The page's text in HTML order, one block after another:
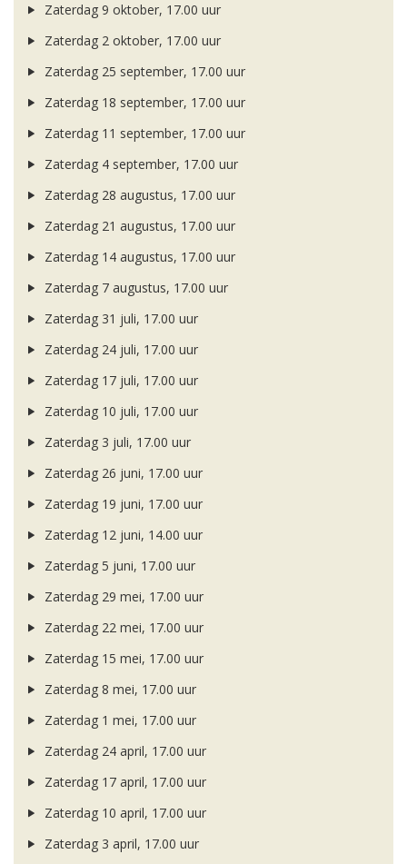
Zaterdag 9 oktober, 17.00 uur
Zaterdag 2 oktober, 17.00 uur
Zaterdag 25 september, 17.00 uur
Zaterdag 18 september, 17.00 uur
Zaterdag 11 september, 17.00 uur
Zaterdag 4 september, 17.00 uur
Zaterdag 28 augustus, 17.00 uur
Zaterdag 21 augustus, 17.00 uur
Zaterdag 14 augustus, 17.00 uur
Zaterdag 7 augustus, 17.00 uur
Zaterdag 31 juli, 17.00 uur
Zaterdag 24 juli, 17.00 uur
Zaterdag 17 juli, 17.00 uur
Zaterdag 10 juli, 17.00 uur
Zaterdag 3 juli, 17.00 uur
Zaterdag 26 juni, 17.00 uur
Zaterdag 19 juni, 17.00 uur
Zaterdag 12 juni, 14.00 uur
Zaterdag 5 juni, 17.00 uur
Zaterdag 29 mei, 17.00 uur
Zaterdag 22 mei, 17.00 uur
Zaterdag 15 mei, 17.00 uur
Zaterdag 8 mei, 17.00 uur
Zaterdag 1 mei, 17.00 uur
Zaterdag 24 april, 17.00 uur
Zaterdag 17 april, 17.00 uur
Zaterdag 10 april, 17.00 uur
Zaterdag 3 april, 17.00 uur